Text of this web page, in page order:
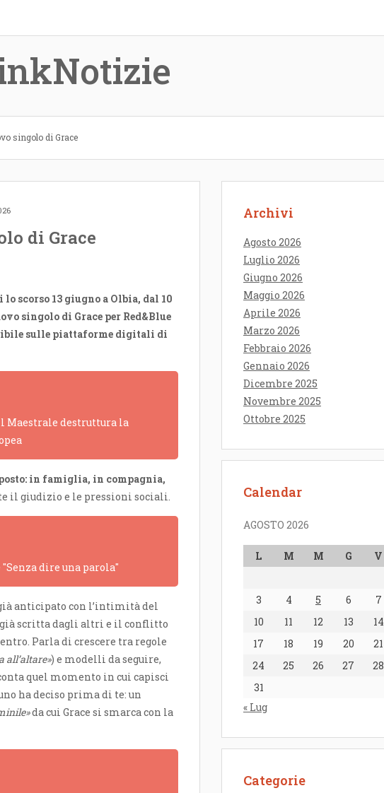
singolo di Grace
di Grace
scorso 13 giugno a Olbia, dal 10
singolo di Grace per Red&Blue
sulle piattaforme digitali di
Maestrale destruttura la
in famiglia, in compagnia,
il giudizio e le pressioni sociali.
dire una parola"
anticipato con l’intimità del
scritta dagli altri e il conflitto
Parla di crescere tra regole
all’altare») e modelli da seguire,
quel momento in cui capisci
ha deciso prima di te: un
da cui Grace si smarca con la
Archivi
Agosto 2026
Luglio 2026
Giugno 2026
Maggio 2026
Aprile 2026
Marzo 2026
Febbraio 2026
Gennaio 2026
Dicembre 2025
Novembre 2025
Ottobre 2025
Calendar
AGOSTO 2026
L M M G V
3
4 5 6 7
10
11 12 13 14
17
18 19 20 21
24
25 26 27 28
31
« Lug
Categorie